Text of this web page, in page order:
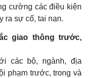
cường các điều kiện
ra sự cố, tai nạn.
giao thông trước,
các bộ, ngành, địa
phạm trước, trong và